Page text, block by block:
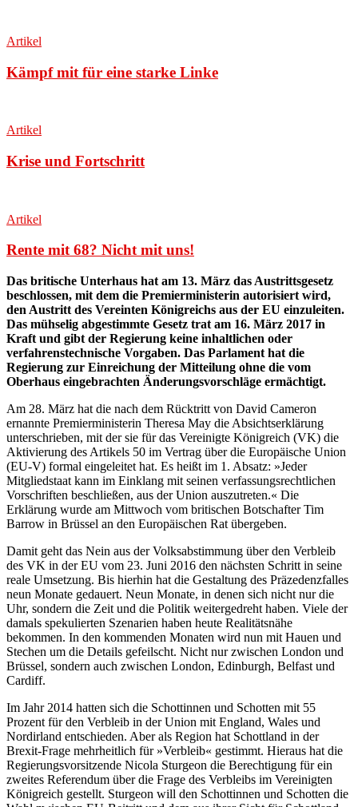
Artikel
Kämpf mit für eine starke Linke
Artikel
Krise und Fortschritt
Artikel
Rente mit 68? Nicht mit uns!
Das britische Unterhaus hat am 13. März das Austrittsgesetz
beschlossen, mit dem die Premierministerin autorisiert wird,
den Austritt des Vereinten Königreichs aus der EU einzuleiten.
Das mühselig abgestimmte Gesetz trat am 16. März 2017 in
Kraft und gibt der Regierung keine inhaltlichen oder
verfahrenstechnische Vorgaben. Das Parlament hat die
Regierung zur Einreichung der Mitteilung ohne die vom
Oberhaus eingebrachten Änderungsvorschläge ermächtigt.
Am 28. März hat die nach dem Rücktritt von David Cameron
ernannte Premierministerin Theresa May die Absichtserklärung
unterschrieben, mit der sie für das Vereinigte Königreich (VK) die
Aktivierung des Artikels 50 im Vertrag über die Europäische Union
(EU-V) formal eingeleitet hat. Es heißt im 1. Absatz: »Jeder
Mitgliedstaat kann im Einklang mit seinen verfassungsrechtlichen
Vorschriften beschließen, aus der Union auszutreten.« Die
Erklärung wurde am Mittwoch vom britischen Botschafter Tim
Barrow in Brüssel an den Europäischen Rat übergeben.
Damit geht das Nein aus der Volksabstimmung über den Verbleib
des VK in der EU vom 23. Juni 2016 den nächsten Schritt in seine
reale Umsetzung. Bis hierhin hat die Gestaltung des Präzedenzfalles
neun Monate gedauert. Neun Monate, in denen sich nicht nur die
Uhr, sondern die Zeit und die Politik weitergedreht haben. Viele der
damals spekulierten Szenarien haben heute Realitätsnähe
bekommen. In den kommenden Monaten wird nun mit Hauen und
Stechen um die Details gefeilscht. Nicht nur zwischen London und
Brüssel, sondern auch zwischen London, Edinburgh, Belfast und
Cardiff.
Im Jahr 2014 hatten sich die Schottinnen und Schotten mit 55
Prozent für den Verbleib in der Union mit England, Wales und
Nordirland entschieden. Aber als Region hat Schottland in der
Brexit-Frage mehrheitlich für »Verbleib« gestimmt. Hieraus hat die
Regierungsvorsitzende Nicola Sturgeon die Berechtigung für ein
zweites Referendum über die Frage des Verbleibs im Vereinigten
Königreich gestellt. Sturgeon will den Schottinnen und Schotten die